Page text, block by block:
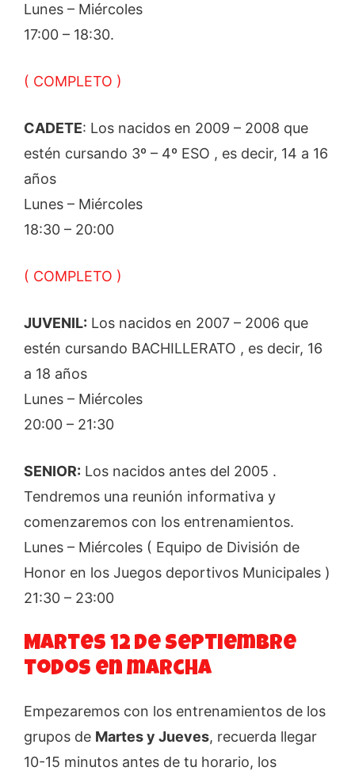
Lunes – Miércoles
17:00 – 18:30.
( COMPLETO )
CADETE: Los nacidos en 2009 – 2008 que
estén cursando 3º – 4º ESO , es decir, 14 a 16
años
Lunes – Miércoles
18:30 – 20:00
( COMPLETO )
JUVENIL: Los nacidos en 2007 – 2006 que
estén cursando BACHILLERATO , es decir, 16
a 18 años
Lunes – Miércoles
20:00 – 21:30
SENIOR: Los nacidos antes del 2005 .
Tendremos una reunión informativa y
comenzaremos con los entrenamientos.
Lunes – Miércoles ( Equipo de División de
Honor en los Juegos deportivos Municipales )
21:30 – 23:00
Martes 12 de Septiembre
todos en marcha
Empezaremos con los entrenamientos de los
grupos de Martes y Jueves, recuerda llegar
10-15 minutos antes de tu horario, los